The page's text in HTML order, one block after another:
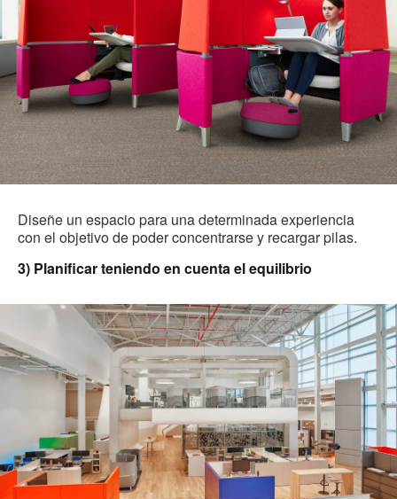
Diseñe un espacio para una determinada experiencia
con el objetivo de poder concentrarse y recargar pilas.
3) Planificar teniendo en cuenta el equilibrio